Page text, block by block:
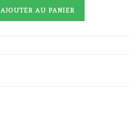
AJOUTER AU PANIER